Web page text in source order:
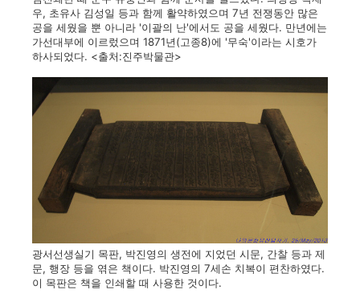
우, 초유사 김성일 등과 함께 활약하였으며 7년 전쟁동안 많은
공을 세웠을 뿐 아니라 '이괄의 난'에서도 공을 세웠다. 만년에는
가선대부에 이르렀으며 1871년(고종8)에 '무숙'이라는 시호가
하사되었다. <출처:진주박물관>
광서선생실기 목판, 박진영의 생전에 지었던 시문, 간찰 등과 제
문, 행장 등을 엮은 책이다. 박진영의 7세손 치복이 편찬하였다.
이 목판은 책을 인쇄할 때 사용한 것이다.